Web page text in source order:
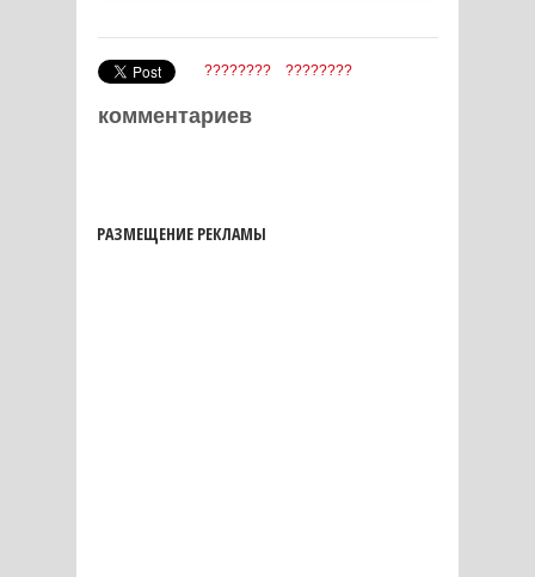
???????? ????????
комментариев
РАЗМЕЩЕНИЕ РЕКЛАМЫ